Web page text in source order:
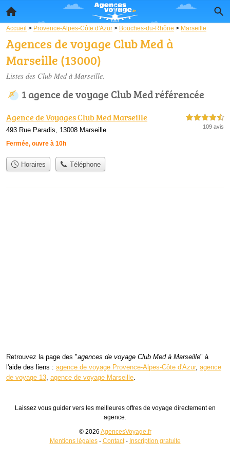
Accueil > Provence-Alpes-Côte d'Azur > Bouches-du-Rhône > Marseille
Agences de voyage Club Med à
Marseille (13000)
Listes des Club Med à Marseille.
1 agence de voyage Club Med référencée
Agence de Voyages Club Med Marseille
493 Rue Paradis, 13008 Marseille
Fermée, ouvre à 10h
4,5 étoiles sur 5
109 avis
Horaires Téléphone
Retrouvez la page des "agences de voyage Club Med à Marseille" à
l'aide des liens : agence de voyage Provence-Alpes-Côte d'Azur, agence
de voyage 13, agence de voyage Marseille.
Laissez vous guider vers les meilleures offres de voyage directement en
agence.
© 2026 AgencesVoyage.fr
Mentions légales- Contact- Inscription gratuite